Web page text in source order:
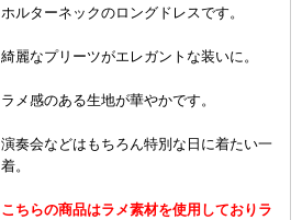
ホルターネックのロングドレスです。
綺麗なプリーツがエレガントな装いに。
ラメ感のある生地が華やかです。
演奏会などはもちろん特別な日に着たい一
着。
こちらの商品はラメ素材を使用しておりラ